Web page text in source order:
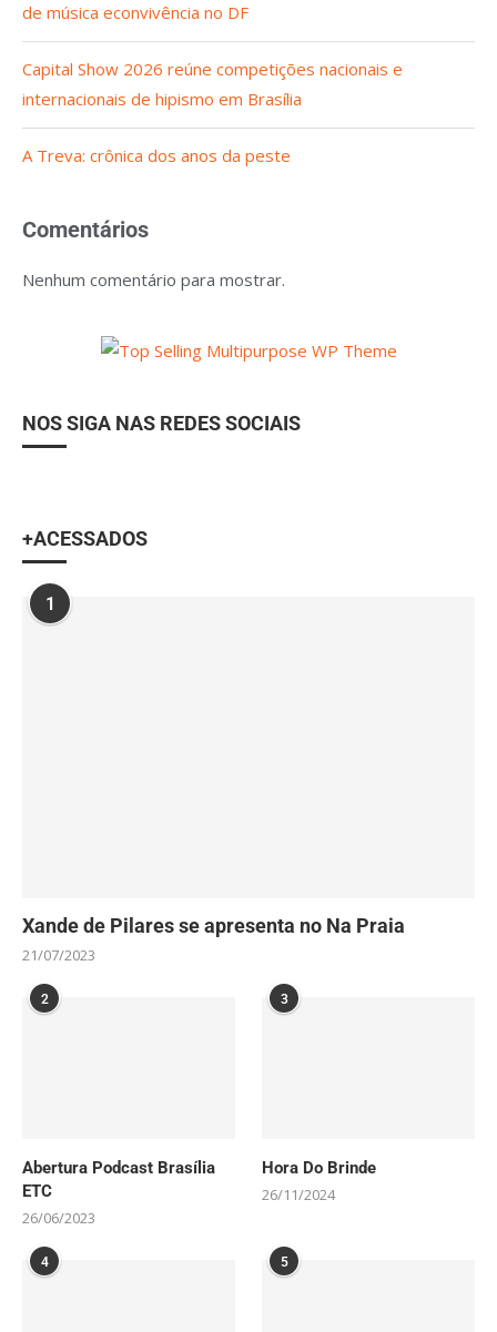
de música econvivência no DF
Capital Show 2026 reúne competições nacionais e
internacionais de hipismo em Brasília
A Treva: crônica dos anos da peste
Comentários
Nenhum comentário para mostrar.
NOS SIGA NAS REDES SOCIAIS
+ACESSADOS
1
Xande de Pilares se apresenta no Na Praia
21/07/2023
2
Abertura Podcast Brasília
ETC
26/06/2023
3
Hora Do Brinde
26/11/2024
4 5